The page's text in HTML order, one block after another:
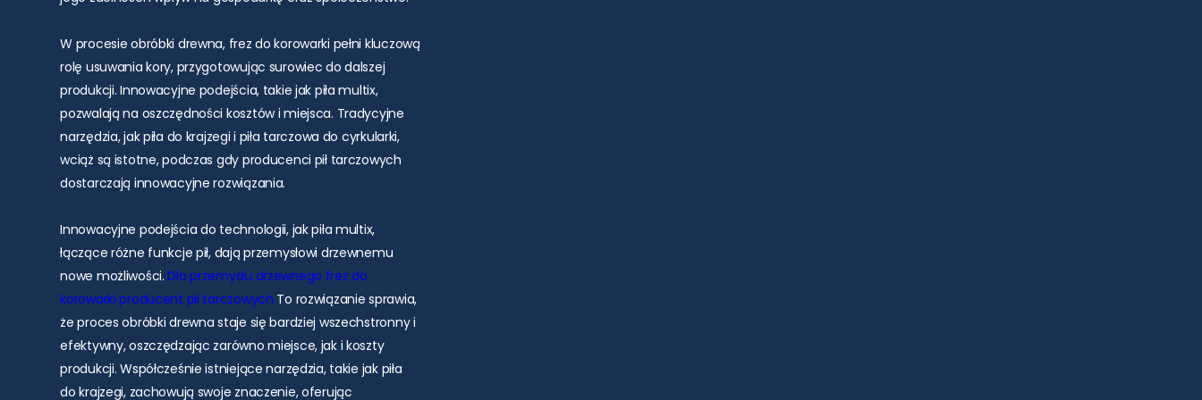
W procesie obróbki drewna, frez do korowarki pełni kluczową
rolę usuwania kory, przygotowując surowiec do dalszej
produkcji. Innowacyjne podejścia, takie jak piła multix,
pozwalają na oszczędności kosztów i miejsca. Tradycyjne
narzędzia, jak piła do krajzegi i piła tarczowa do cyrkularki,
wciąż są istotne, podczas gdy producenci pił tarczowych
dostarczają innowacyjne rozwiązania.
Innowacyjne podejścia do technologii, jak piła multix,
łączące różne funkcje pił, dają przemysłowi drzewnemu
nowe możliwości.Dla przemysłu drzewnego frez do
korowarki producent pił tarczowych To rozwiązanie sprawia,
że proces obróbki drewna staje się bardziej wszechstronny i
efektywny, oszczędzając zarówno miejsce, jak i koszty
produkcji. Współcześnie istniejące narzędzia, takie jak piła
do krajzegi, zachowują swoje znaczenie, oferując